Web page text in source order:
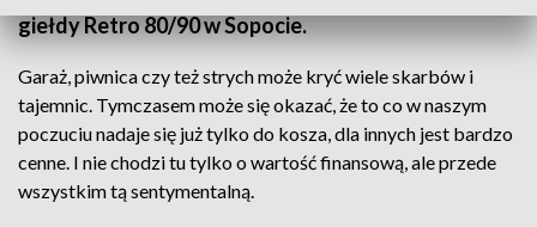
giełdy Retro 80/90 w Sopocie.
Garaż, piwnica czy też strych może kryć wiele skarbów i
tajemnic. Tymczasem może się okazać, że to co w naszym
poczuciu nadaje się już tylko do kosza, dla innych jest bardzo
cenne. I nie chodzi tu tylko o wartość finansową, ale przede
wszystkim tą sentymentalną.